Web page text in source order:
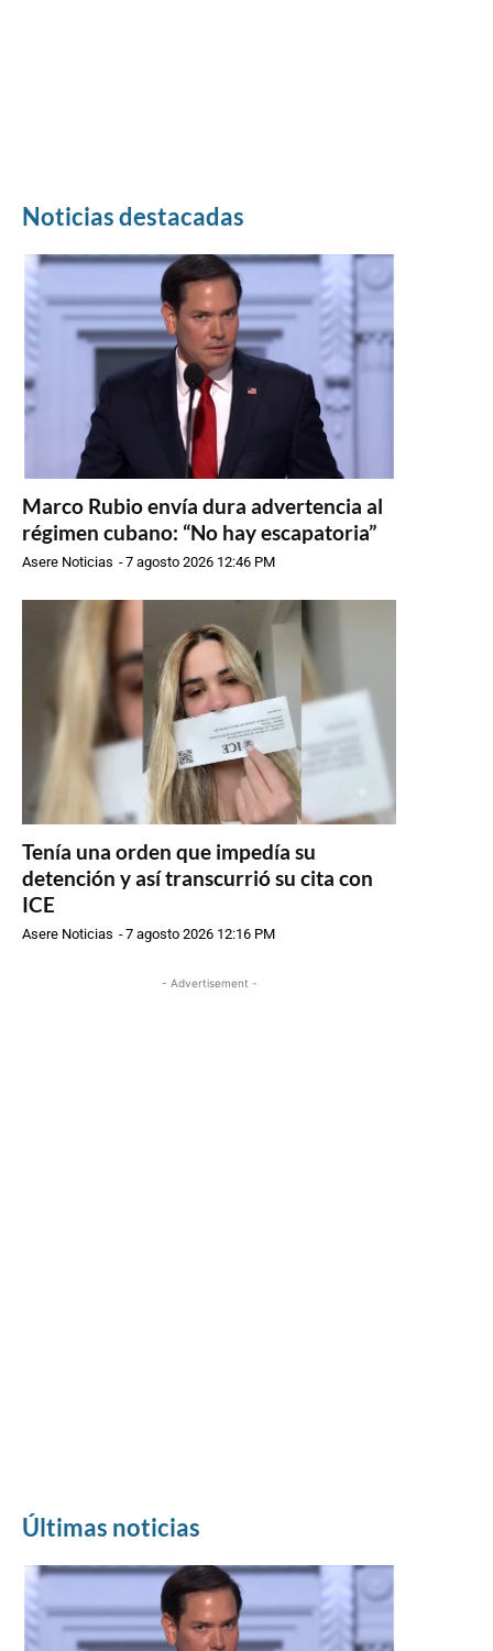
Noticias destacadas
Marco Rubio envía dura advertencia al
régimen cubano: “No hay escapatoria”
Asere Noticias -7 agosto 2026 12:46 PM
Tenía una orden que impedía su
detención y así transcurrió su cita con
ICE
Asere Noticias -7 agosto 2026 12:16 PM
- Advertisement -
Últimas noticias